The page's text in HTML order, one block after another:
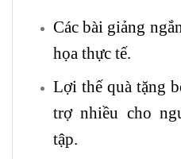
Các bài giảng
họa thực tế.
Lợi thế quà tặng
trợ nhiều cho
tập.